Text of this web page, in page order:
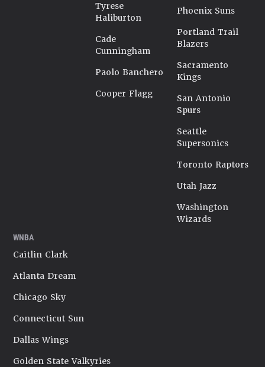
Tyrese
Haliburton
Cade
Cunningham
Paolo Banchero
Cooper Flagg
Phoenix Suns
Portland Trail
Blazers
Sacramento
Kings
San Antonio
Spurs
Seattle
Supersonics
Toronto Raptors
Utah Jazz
Washington
Wizards
WNBA
Caitlin Clark
Atlanta Dream
Chicago Sky
Connecticut Sun
Dallas Wings
Golden State Valkyries